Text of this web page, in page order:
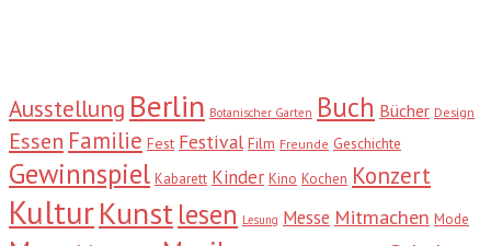
Ausstellung Berlin Botanischer Garten Buch Bücher Design
Essen Familie Fest Festival Film Freunde Geschichte
Gewinnspiel Kabarett Kinder Kino Kochen Konzert
KulturKunstlesen Lesung Messe Mitmachen Mode